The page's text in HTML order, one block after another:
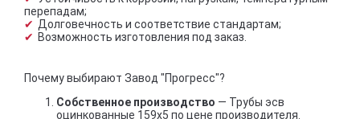
перепадам;
Долговечность и соответствие стандартам;
Возможность изготовления под заказ.
Почему выбирают Завод "Прогресс"?
Собственное производство — Трубы эсв
оцинкованные 159х5 по цене производителя.